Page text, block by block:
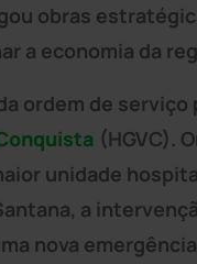
obras
a economia da
ordem de serviço
(HGVC).
unidade
a
nova